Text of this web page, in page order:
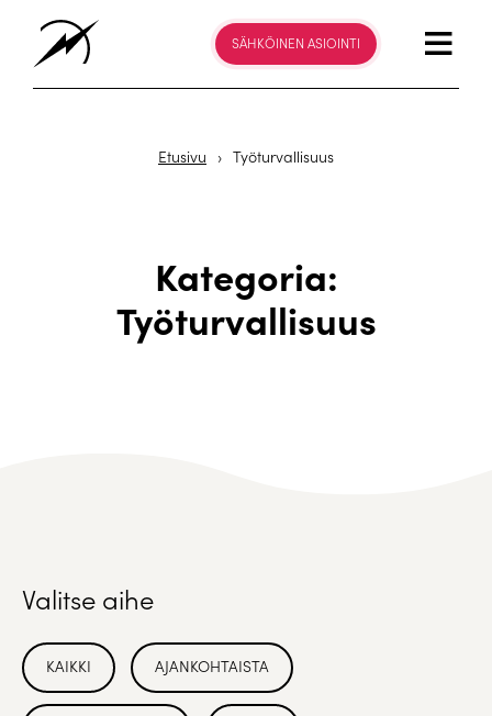
SÄHKÖINEN ASIOINTI
Etusivu › Työturvallisuus
Kategoria:
Työturvallisuus
Valitse aihe
KAIKKI AJANKOHTAISTA